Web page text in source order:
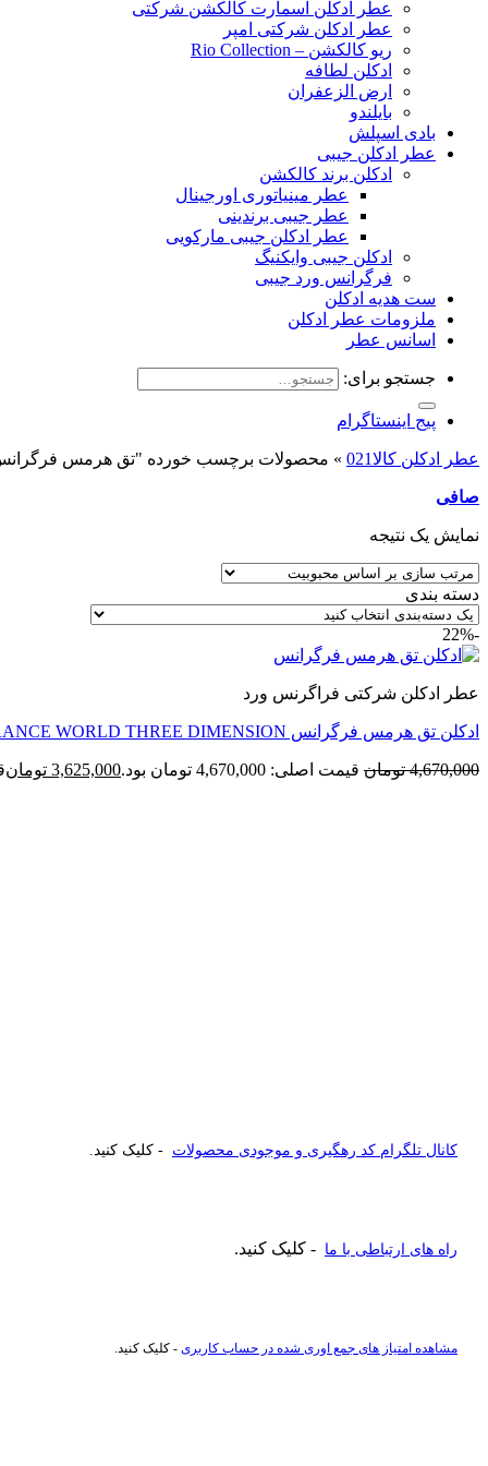
عطر ادکلن اسمارت کالکشن شرکتی
عطر ادکلن شرکتی امپر
ریو کالکشن – Rio Collection
ادکلن لطافه
ارض الزعفران
بایلندو
بادی اسپلش
عطر ادکلن جیبی
ادکلن برند کالکشن
عطر مینیاتوری اورجینال
عطر جیبی برندینی
عطر ادکلن جیبی مارکویی
ادکلن جیبی وایکنیگ
فرگرانس ورد جیبی
ست هدیه ادکلن
ملزومات عطر ادکلن
اسانس عطر
جستجو برای:
پیج اینستاگرام
عطر ادکلن کالا021 » محصولات برچسب خورده "تق هرمس
صافی
نمایش یک نتیجه
دسته بندی
-22%
عطر ادکلن شرکتی فراگرنس ورد
ادکلن تق هرمس فرگرانس FRAGRANCE WORLD THREE DIMENSION
4,670,000 تومان قیمت اصلی: 4,670,000 تومان بود. 3,625,000 تومان
کانال تلگرام کد رهگیری و موجودی محصولات - کلیک کنید.
راه های ارتباطی با ما - کلیک کنید.
مشاهده امتیاز های جمع اوری شده در حساب کاربری - کلیک کنید.